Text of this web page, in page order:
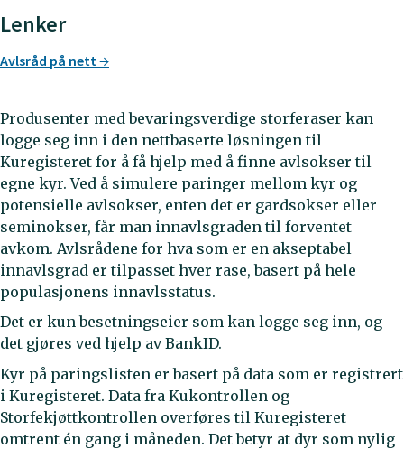
Lenker
Avlsråd på nett
Produsenter med bevaringsverdige storferaser kan
logge seg inn i den nettbaserte løsningen til
Kuregisteret for å få hjelp med å finne avlsokser til
egne kyr. Ved å simulere paringer mellom kyr og
potensielle avlsokser, enten det er gardsokser eller
seminokser, får man innavlsgraden til forventet
avkom. Avlsrådene for hva som er en akseptabel
innavlsgrad er tilpasset hver rase, basert på hele
populasjonens innavlsstatus.
Det er kun besetningseier som kan logge seg inn, og
det gjøres ved hjelp av BankID.
Kyr på paringslisten er basert på data som er registrert
i Kuregisteret. Data fra Kukontrollen og
Storfekjøttkontrollen overføres til Kuregisteret
omtrent én gang i måneden. Det betyr at dyr som nylig